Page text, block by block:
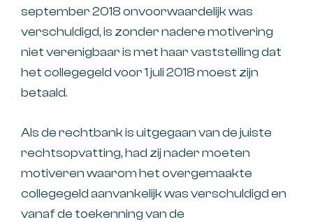
september 2018 onvoorwaardelijk was
verschuldigd, is zonder nadere motivering
niet verenigbaar is met haar vaststelling dat
het collegegeld voor 1 juli 2018 moest zijn
betaald.
Als de rechtbank is uitgegaan van de juiste
rechtsopvatting, had zij nader moeten
motiveren waarom het overgemaakte
collegegeld aanvankelijk was verschuldigd en
vanaf de toekenning van de